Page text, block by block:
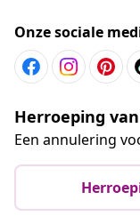
Onze sociale
Herroeping
Een annulering